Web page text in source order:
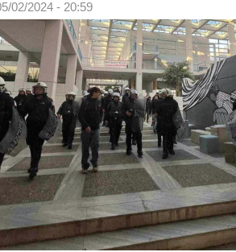
02/2024 - 20:59